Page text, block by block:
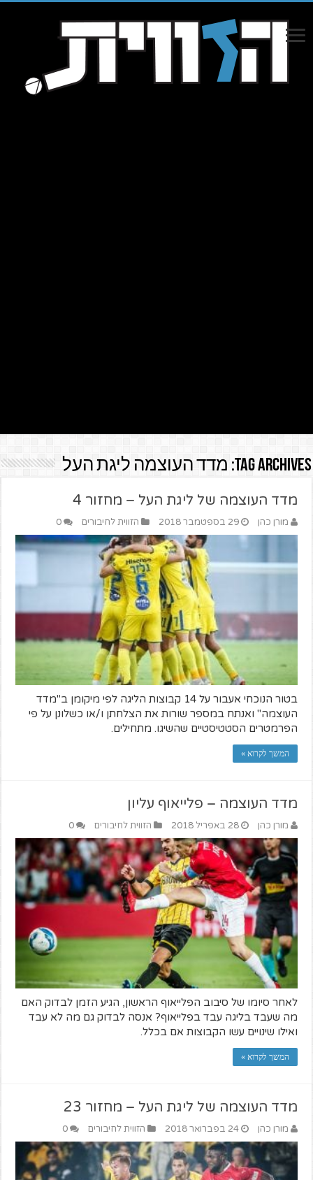
Tag Archives: מדד העוצמה ליגת העל
מדד העוצמה של ליגת העל – מחזור 4
מורן כהן 29 בספטמבר 2018 הזווית לחיבורים 0
בטור הנוכחי אעבור על 14 קבוצות הליגה לפי מיקומן ב"מדד
העוצמה" ואנתח במספר שורות את הצלחתן ו/או כשלונן על פי
הפרמטרים הסטטיסטיים שהשיגו. מתחילים.
המשך לקרוא »
מדד העוצמה – פלייאוף עליון
מורן כהן 28 באפריל 2018 הזווית לחיבורים 0
לאחר סיומו של סיבוב הפלייאוף הראשון, הגיע הזמן לבדוק האם
מה שעבד בליגה עבד בפלייאוף? אנסה לבדוק גם מה לא עבד
ואילו שינויים עשו הקבוצות אם בכלל.
המשך לקרוא »
מדד העוצמה של ליגת העל – מחזור 23
מורן כהן 24 בפברואר 2018 הזווית לחיבורים 0